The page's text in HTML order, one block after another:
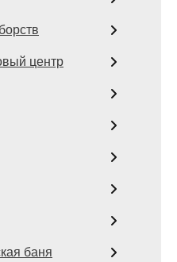
центр
баня